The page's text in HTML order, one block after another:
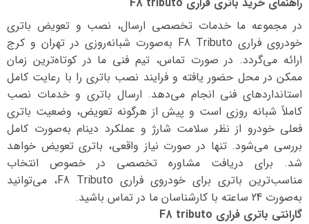
در مجموعه ما خدمات تخصصی ارسال، نصب و تعویض باتری
خودروی فراری F8 Tributo به‌صورت شبانه‌روزی در تهران و کرج
ارائه می‌گردد. در صورت تماس، تیم فنی ما در کوتاه‌ترین زمان
ممکن در محل حضور یافته و فرایند نصب باتری را با رعایت کامل
استانداردهای فنی انجام می‌دهد. ارسال باتری و خدمات نصب
کاملاً شبانه روزی است و پیش از هرگونه تعویض، وضعیت باتری
فعلی خودرو از نظر سلامت شارژ و عملکرد دینام به‌صورت کامل
بررسی می‌شود. تنها در صورت نیاز واقعی، باتری تعویض خواهد
شد. برای دریافت مشاوره تخصصی در خصوص انتخاب
مناسب‌ترین باتری برای خودروی فراری F8 Tributo، می‌توانید
به‌صورت 24 ساعته با کارشناسان ما در تماس باشید.
گارانتی باتری فراری F8 tributo